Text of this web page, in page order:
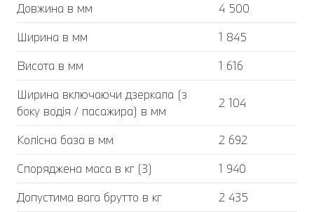
Довжина в мм
4 500
Ширина в мм
1 845
Висота в мм
1 616
Ширина включаючи дзеркала (з
боку водія / пасажира) в мм
2 104
Колісна база в мм
2 692
Споряджена маса в кг (3)
1 940
Допустима вага брутто в кг
2 435